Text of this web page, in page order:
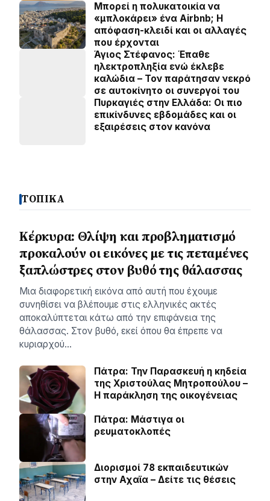
Μπορεί η πολυκατοικία να
«μπλοκάρει» ένα Airbnb; Η
απόφαση-κλειδί και οι αλλαγές
που έρχονται
Άγιος Στέφανος: Έπαθε
ηλεκτροπληξία ενώ έκλεβε
καλώδια – Τον παράτησαν νεκρό
σε αυτοκίνητο οι συνεργοί του
Πυρκαγιές στην Ελλάδα: Οι πιο
επικίνδυνες εβδομάδες και οι
εξαιρέσεις στον κανόνα
ΤΟΠΙΚΑ
Κέρκυρα: Θλίψη και προβληματισμό
προκαλούν οι εικόνες με τις πεταμένες
ξαπλώστρες στον βυθό της θάλασσας
Μια διαφορετική εικόνα από αυτή που έχουμε
συνηθίσει να βλέπουμε στις ελληνικές ακτές
αποκαλύπτεται κάτω από την επιφάνεια της
θάλασσας. Στον βυθό, εκεί όπου θα έπρεπε να
κυριαρχού…
Πάτρα: Την Παρασκευή η κηδεία
της Χριστούλας Μητροπούλου –
Η παράκληση της οικογένειας
Πάτρα: Μάστιγα οι
ρευµατοκλοπές
Διορισμοί 78 εκπαιδευτικών
στην Αχαϊα – Δείτε τις θέσεις